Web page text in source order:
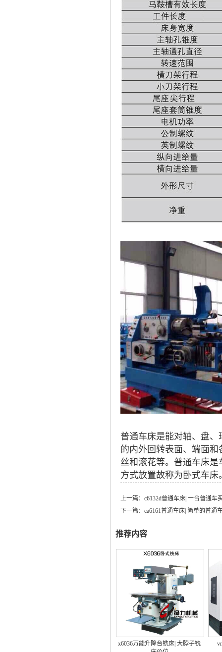
普通车床是能对轴、盘
的内外回转表面、端面
丝和滚花等。普通车床
方式放置故称为卧式车床
上一篇： c6132d普通车床| 一台普通车
下一篇： ca6161普通车床| 简单的普通
推荐内容
x6036万能升降台铣床| 大脖子铣